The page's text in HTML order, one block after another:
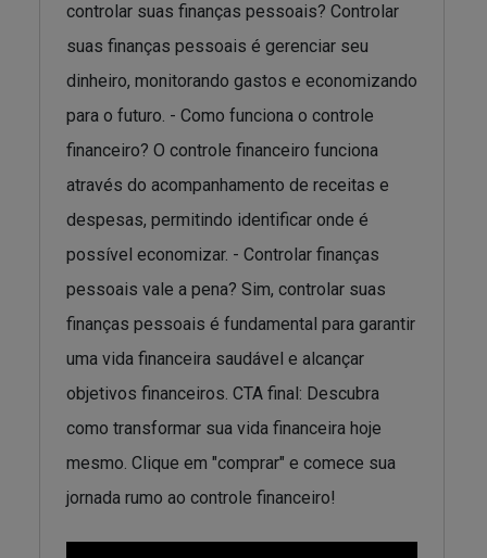
controlar suas finanças pessoais? Controlar
suas finanças pessoais é gerenciar seu
dinheiro, monitorando gastos e economizando
para o futuro. - Como funciona o controle
financeiro? O controle financeiro funciona
através do acompanhamento de receitas e
despesas, permitindo identificar onde é
possível economizar. - Controlar finanças
pessoais vale a pena? Sim, controlar suas
finanças pessoais é fundamental para garantir
uma vida financeira saudável e alcançar
objetivos financeiros. CTA final: Descubra
como transformar sua vida financeira hoje
mesmo. Clique em "comprar" e comece sua
jornada rumo ao controle financeiro!